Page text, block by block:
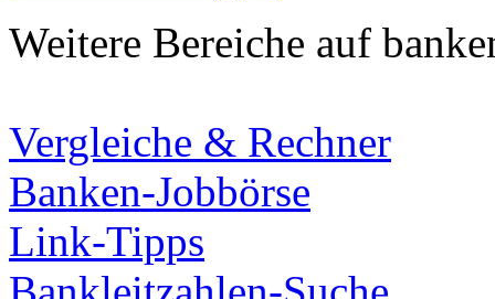
Weitere Bereiche auf
Vergleiche & Rechner
Banken-Jobbörse
Link-Tipps